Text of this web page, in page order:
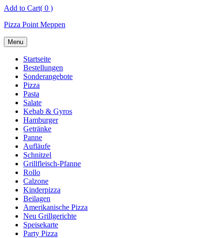
Skip
content
Add to Cart( 0 )
Pizza Point Meppen
Menu
Startseite
Bestellungen
Sonderangebote
Pizza
Pasta
Salate
Kebab & Gyros
Hamburger
Getränke
Panne
Aufläufe
Schnitzel
Grillfleisch-Pfanne
Rollo
Calzone
Kinderpizza
Beilagen
Amerikanische Pizza
Neu Grillgerichte
Speisekarte
Party Pizza